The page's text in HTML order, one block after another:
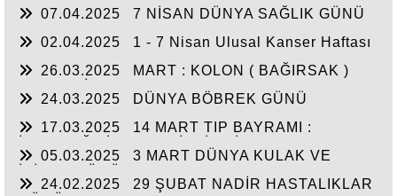
07.04.2025
7 NİSAN DÜNYA SAĞLIK GÜNÜ
02.04.2025
1 - 7 Nisan Ulusal Kanser Haftası
26.03.2025
MART : KOLON ( BAĞIRSAK )
24.03.2025
DÜNYA BÖBREK GÜNÜ
17.03.2025
14 MART TIP BAYRAMI :
05.03.2025
3 MART DÜNYA KULAK VE
24.02.2025
29 ŞUBAT NADİR HASTALIKLAR